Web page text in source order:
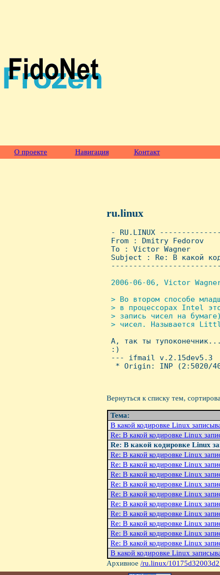
О проекте Навигация Контакт
ru.linux
- RU.LINUX
From : Dmitry
To : Victor Wagner
Subject : Re: В какой
2006-06-06, Victor
> Во втором способе
> в процессорах Intel
> запись чисел на
> чисел. Hазывается
А, так ты
:)
--- ifmail v.2.15dev5.3
* Origin: INP (2:5020/
Вернуться к списку тем,
Тема:
В какой кодировке Linux
Re: В какой кодировке Linux
Re: В какой кодировке Linux
Re: В какой кодировке Linux
Re: В какой кодировке Linux
Re: В какой кодировке Linux
Re: В какой кодировке Linux
Re: В какой кодировке Linux
Re: В какой кодировке Linux
Re: В какой кодировке Linux
Re: В какой кодировке Linux
Re: В какой кодировке Linux
Re: В какой кодировке Linux
В какой кодировке Linux
Архивное /ru.linux/